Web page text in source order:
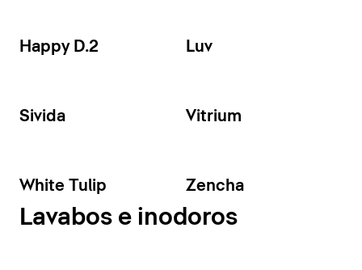
Happy D.2 Luv
Sivida Vitrium
White Tulip Zencha
Lavabos e inodoros